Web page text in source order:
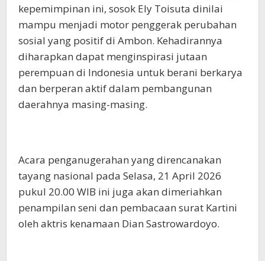
kepemimpinan ini, sosok Ely Toisuta dinilai
mampu menjadi motor penggerak perubahan
sosial yang positif di Ambon. Kehadirannya
diharapkan dapat menginspirasi jutaan
perempuan di Indonesia untuk berani berkarya
dan berperan aktif dalam pembangunan
daerahnya masing-masing.
Acara penganugerahan yang direncanakan
tayang nasional pada Selasa, 21 April 2026
pukul 20.00 WIB ini juga akan dimeriahkan
penampilan seni dan pembacaan surat Kartini
oleh aktris kenamaan Dian Sastrowardoyo.